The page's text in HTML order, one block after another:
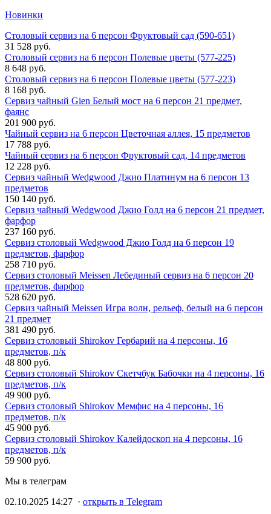
Новинки
Столовый сервиз на 6 персон Фруктовый сад (590-651)
31 528 руб.
Столовый сервиз на 6 персон Полевые цветы (577-225)
8 648 руб.
Столовый сервиз на 6 персон Полевые цветы (577-223)
8 168 руб.
Сервиз чайный Gien Белый мост на 6 персон 21 предмет,
фаянс
201 900 руб.
Чайный сервиз на 6 персон Цветочная аллея, 15 предметов
17 788 руб.
Чайный сервиз на 6 персон Фруктовый сад, 14 предметов
12 228 руб.
Сервиз чайный Wedgwood Джио Платинум на 6 персон 13
предметов
150 140 руб.
Сервиз чайный Wedgwood Джио Голд на 6 персон 21 предмет,
фарфор
237 160 руб.
Сервиз столовый Wedgwood Джио Голд на 6 персон 19
предметов, фарфор
258 710 руб.
Сервиз столовый Meissen Лебединый сервиз на 6 персон 20
предметов, фарфор
528 620 руб.
Сервиз чайный Meissen Игра волн, рельеф, белый на 6 персон
21 предмет
381 490 руб.
Сервиз столовый Shirokov Гербарий на 4 персоны, 16
предметов, п/к
48 800 руб.
Сервиз столовый Shirokov Скетчбук Бабочки на 4 персоны, 16
предметов, п/к
49 900 руб.
Сервиз столовый Shirokov Мемфис на 4 персоны, 16
предметов, п/к
45 900 руб.
Сервиз столовый Shirokov Калейдоскоп на 4 персоны, 16
предметов, п/к
59 900 руб.
Мы в телеграм
02.10.2025 14:27 · открыть в Telegram